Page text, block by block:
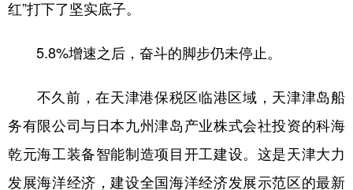
红”打下了坚实底子。
5.8%增速之后，奋斗的脚步仍未停止。
不久前，在天津港保税区临港区域，天津津岛船
务有限公司与日本九州津岛产业株式会社投资的科海
乾元海工装备智能制造项目开工建设。这是天津大力
发展海洋经济，建设全国海洋经济发展示范区的最新